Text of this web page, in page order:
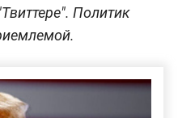
Политик